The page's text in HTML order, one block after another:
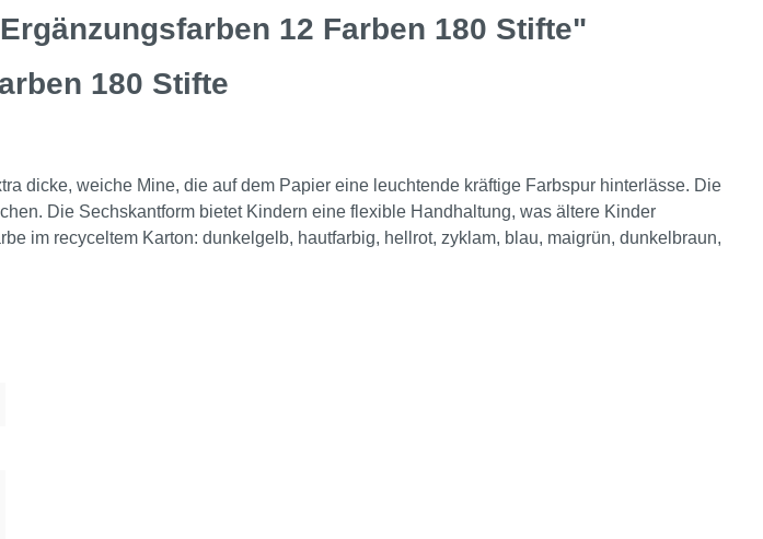
12 Farben 180 Stifte"
180 Stifte
dicke, weiche Mine, die auf dem Papier eine leuchtende kräftige Farbspur hinterlässe. Die
Die Sechskantform bietet Kindern eine flexible Handhaltung, was ältere Kinder
im recyceltem Karton: dunkelgelb, hautfarbig, hellrot, zyklam, blau, maigrün, dunkelbraun,